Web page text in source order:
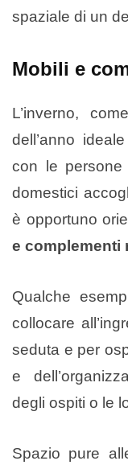
spaziale di un
Mobili e
L’inverno,
dell’anno
con le persone
domestici
è opportuno
e complementi
Qualche
collocare
seduta e per
e
degli ospiti o le
Spazio pure